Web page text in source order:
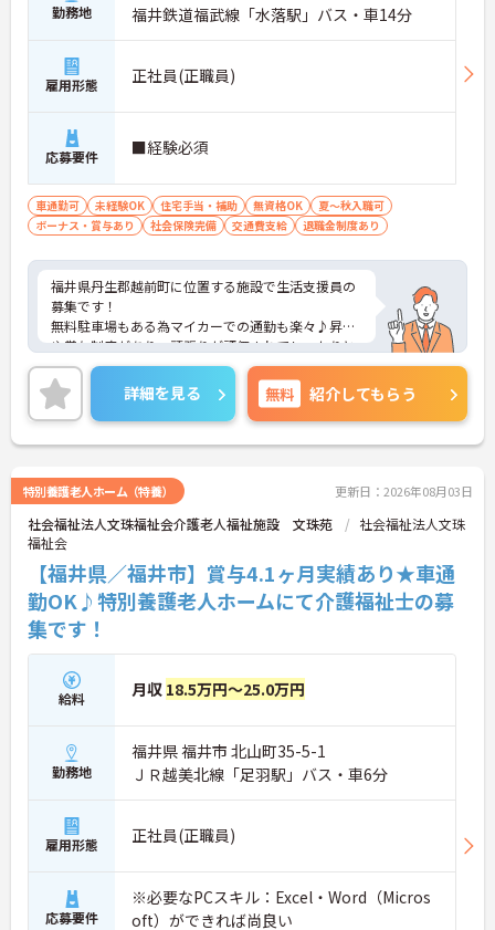
勤務地
福井鉄道福武線「水落駅」バス・車14分
雇用形態 正社員(正職員)
応募要件 ■経験必須
車通勤可 未経験OK 住宅手当・補助 無資格OK
夏～秋入職可
ボーナス・賞与あり
社会保険完備 交通費支給 退職金制度あり
福井県丹生郡越前町に位置する施設で生活支援員の
募集です！
無料駐車場もある為マイカーでの通勤も楽々♪昇給
や賞与制度があり、頑張りが評価されてしっかりと
還元されます。さらに各種手当もあるのは嬉しいポ
イントです◎利用可能な託児施設もあり、小さなお
子さんがいる方でも安心して働くことができる環境
です！
こちらの求人にご興味がございましたら面接のポイ
ます。
詳細を見る 無料 紹介してもらう
特別養護老人ホーム（特養） 更新日：2026年08月03日
社会福祉法人文珠福祉会介護老人福祉施設 文珠苑
社会福祉法人文珠
福祉会
【福井県／福井市】賞与4.1ヶ月実績あり★車通
勤OK♪特別養護老人ホームにて介護福祉士の募
集です！
給料 月収 18.5万円～25.0万円
勤務地
福井県 福井市 北山町35-5-1
ＪＲ越美北線「足羽駅」バス・車6分
雇用形態 正社員(正職員)
応募要件
※必要なPCスキル：Excel・Word（Micros
oft）ができれば尚良い